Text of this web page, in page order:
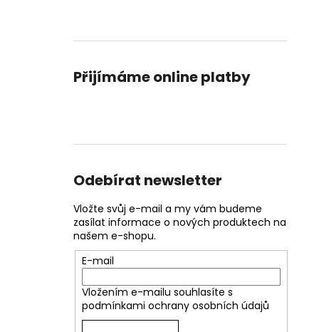
Přijímáme online platby
Odebírat newsletter
Vložte svůj e-mail a my vám budeme
zasílat informace o nových produktech na
našem e-shopu.
E-mail
Vložením e-mailu souhlasíte s
podmínkami ochrany osobních údajů